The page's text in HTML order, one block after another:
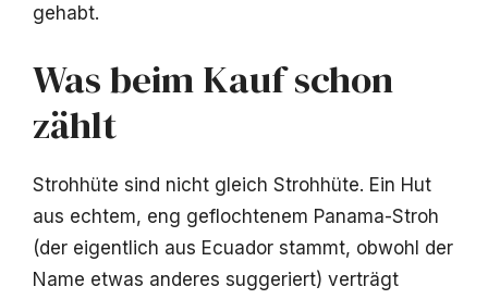
gehabt.
Was beim Kauf schon
zählt
Strohhüte sind nicht gleich Strohhüte. Ein Hut
aus echtem, eng geflochtenem Panama-Stroh
(der eigentlich aus Ecuador stammt, obwohl der
Name etwas anderes suggeriert) verträgt